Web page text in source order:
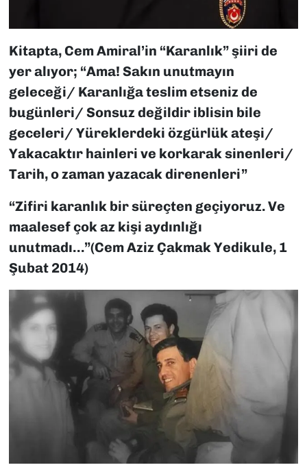
Kitapta, Cem Amiral’in “Karanlık” şiiri de
yer alıyor; “Ama! Sakın unutmayın
geleceği/ Karanlığa teslim etseniz de
bugünleri/ Sonsuz değildir iblisin bile
geceleri/ Yüreklerdeki özgürlük ateşi/
Yakacaktır hainleri ve korkarak sinenleri/
Tarih, o zaman yazacak direnenleri”
“Zifiri karanlık bir süreçten geçiyoruz. Ve
maalesef çok az kişi aydınlığı
unutmadı…”(Cem Aziz Çakmak Yedikule, 1
Şubat 2014)